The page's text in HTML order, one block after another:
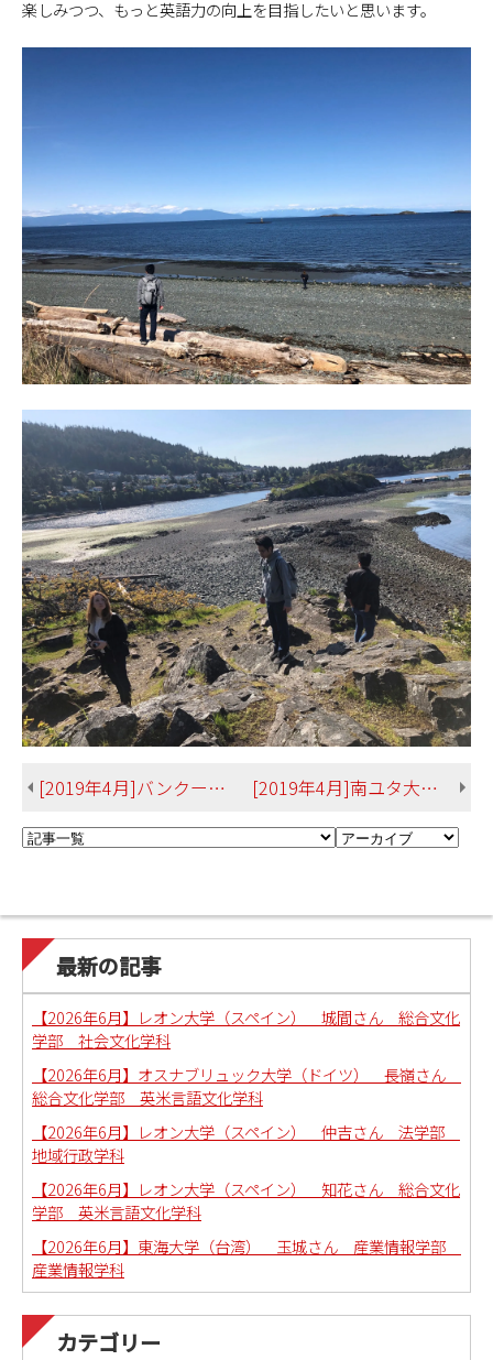
楽しみつつ、もっと英語力の向上を目指したいと思います。
[2019年4月]バンクーバーアイランド大学(カナダ) 松根さん 総合文化学部英米言語文化学科 [2019年4月]南ユタ大学(米国) 垣花さん 総合文化学部英米言語文化学科
最新の記事
【2026年6月】レオン大学（スペイン） 城間さん 総合文化
学部 社会文化学科
【2026年6月】オスナブリュック大学（ドイツ） 長嶺さん
総合文化学部 英米言語文化学科
【2026年6月】レオン大学（スペイン） 仲吉さん 法学部
地域行政学科
【2026年6月】レオン大学（スペイン） 知花さん 総合文化
学部 英米言語文化学科
【2026年6月】東海大学（台湾） 玉城さん 産業情報学部
産業情報学科
カテゴリー